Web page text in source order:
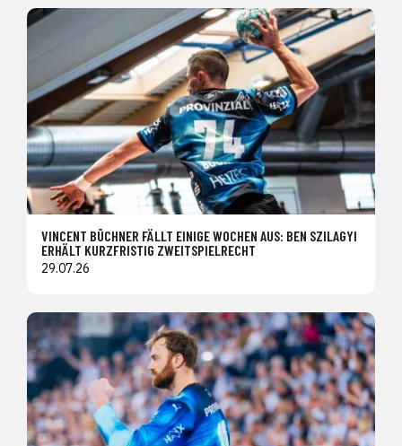
VINCENT BÜCHNER FÄLLT EINIGE WOCHEN AUS: BEN SZILAGYI
ERHÄLT KURZFRISTIG ZWEITSPIELRECHT
29.07.26